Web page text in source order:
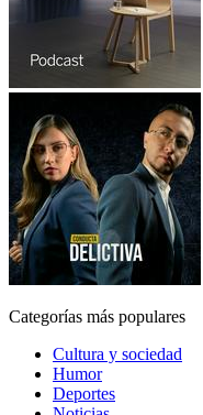
Categorías más populares
Cultura y sociedad
Humor
Deportes